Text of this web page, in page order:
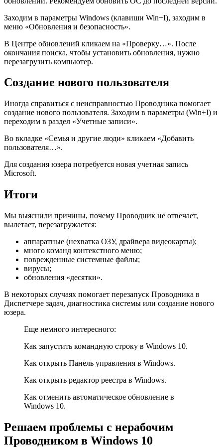
Заходим в параметры Windows (клавиши Win+I), заходим в
меню «Обновления и безопасность».
В Центре обновлений кликаем на «Проверку…». После
окончания поиска, чтобы установить обновления, нужно
перезагрузить компьютер.
Создание нового пользователя
Иногда справиться с неисправностью Проводника помогает
создание нового пользователя. Заходим в параметры (Win+I) и
переходим в раздел «Учетные записи».
Во вкладке «Семья и другие люди» кликаем «Добавить
пользователя…».
Для создания юзера потребуется новая учетная запись
Microsoft.
Итоги
Мы выяснили причины, почему Проводник не отвечает,
вылетает, перезагружается:
аппаратные (нехватка ОЗУ, драйвера видеокарты);
много команд контекстного меню;
поврежденные системные файлы;
вирусы;
обновления «десятки».
В некоторых случаях помогает перезапуск Проводника в
Диспетчере задач, диагностика системы или создание нового
юзера.
Еще немного интересного:
Как запустить командную строку в Windows 10.
Как открыть Панель управления в Windows.
Как открыть редактор реестра в Windows.
Как отменить автоматическое обновление в
Windows 10.
Решаем проблемы с нерабочим
Проводником в Windows 10